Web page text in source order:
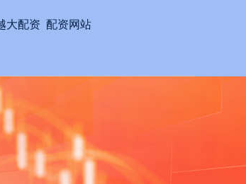
大配资 配资网站